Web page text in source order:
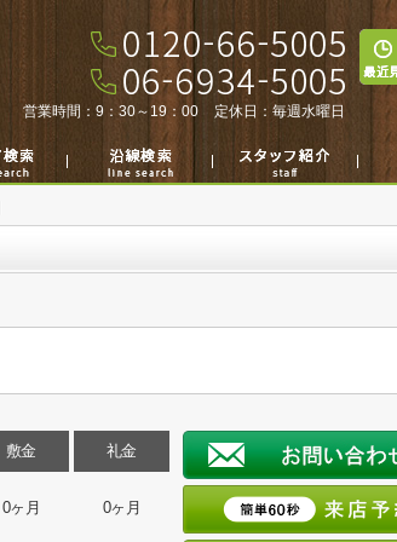
営業時間： 9：30～19：00 定休日： 毎週水曜日
敷金
0ヶ月
礼金
0ヶ月